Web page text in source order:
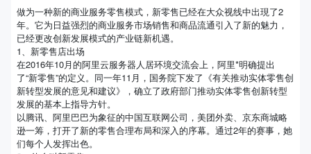
做为一种新的商业服务零售模式，新零售已经在大众视线中出現了2
年。它为日益强烈的商业服务市场销售和商品流通引入了新的魅力，
已经更改创新发展模式的产业链新机遇。
1、新零售店出场
在2016年10月的阿里云服务器人居环境交流会上，阿里*明确提出
了“新零售”的定义。同一年11月，国务院下发了《有关推动实体零售创
新转型发展的意见和建议》，确立了政府部门推动实体零售创新转型
发展的基本上指导方针。
以腾讯、阿里巴巴为象征的中国互联网公司，美团外卖、京东商城略
逊一筹，打开了新的零售合理布局和深入的序幕。通过2年的赛事，她
们每个人发挥出色。